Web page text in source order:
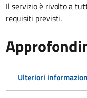
Il servizio è rivolto a
requisiti previsti.
Ulteriori